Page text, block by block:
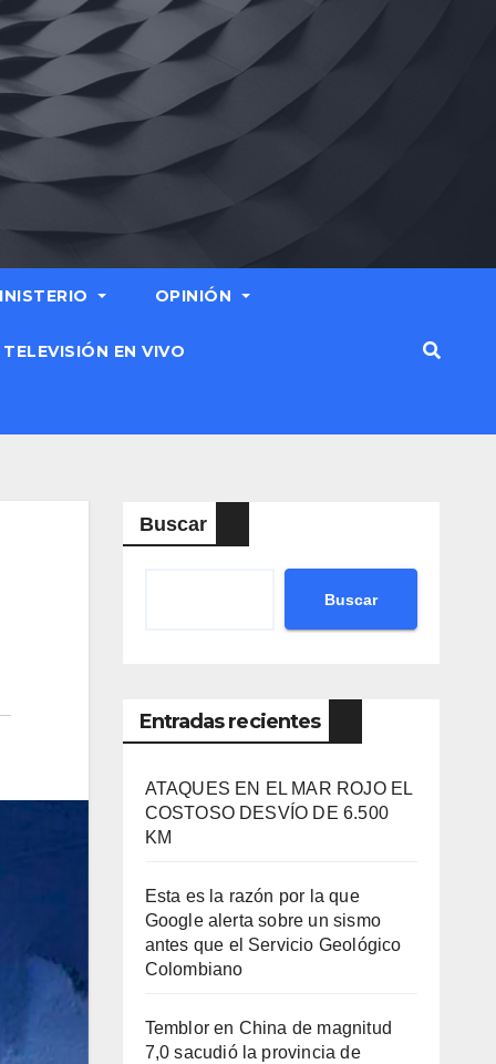
OPINIÓN
TELEVISIÓN EN VIVO
Buscar
Buscar
Entradas recientes
ATAQUES EN EL MAR ROJO EL
COSTOSO DESVÍO DE 6.500
KM
Esta es la razón por la que
Google alerta sobre un sismo
antes que el Servicio Geológico
Colombiano
Temblor en China de magnitud
7,0 sacudió la provincia de